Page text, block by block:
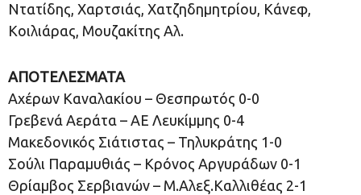
Ντατίδης, Χαρτσιάς, Χατζηδημητρίου, Κάνεφ,
Κοιλιάρας, Μουζακίτης Αλ.
ΑΠΟΤΕΛΕΣΜΑΤΑ
Αχέρων Καναλακίου – Θεσπρωτός 0-0
Γρεβενά Αεράτα – ΑΕ Λευκίμμης 0-4
Μακεδονικός Σιάτιστας – Τηλυκράτης 1-0
Σούλι Παραμυθιάς – Κρόνος Αργυράδων 0-1
Θρίαμβος Σερβιανών – Μ.Αλεξ.Καλλιθέας 2-1